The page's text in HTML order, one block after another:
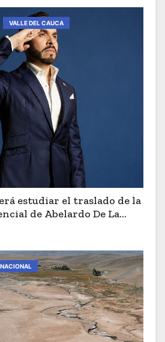
VALLE DEL CAUCA
estudiar el traslado de la
de Abelardo De La
NACIONAL